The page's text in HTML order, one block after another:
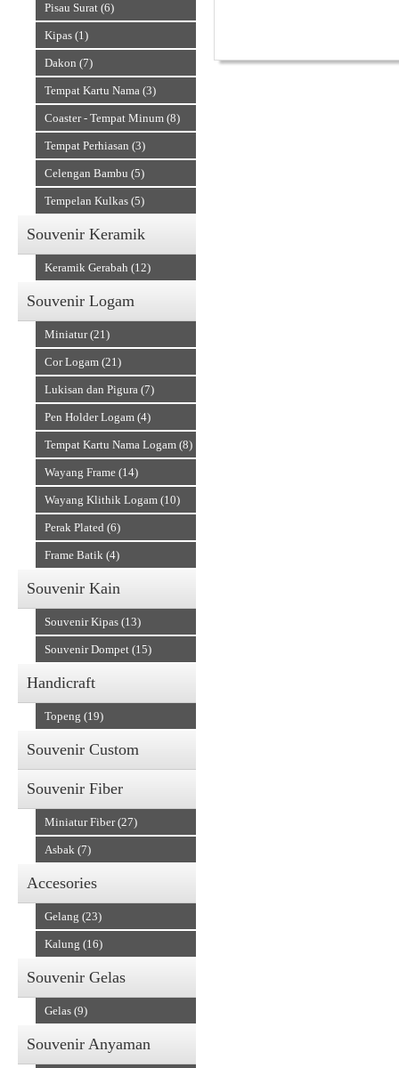
Pisau Surat (6)
Kipas (1)
Dakon (7)
Tempat Kartu Nama (3)
Coaster - Tempat Minum (8)
Tempat Perhiasan (3)
Celengan Bambu (5)
Tempelan Kulkas (5)
Souvenir Keramik
Keramik Gerabah (12)
Souvenir Logam
Miniatur (21)
Cor Logam (21)
Lukisan dan Pigura (7)
Pen Holder Logam (4)
Tempat Kartu Nama Logam (8)
Wayang Frame (14)
Wayang Klithik Logam (10)
Perak Plated (6)
Frame Batik (4)
Souvenir Kain
Souvenir Kipas (13)
Souvenir Dompet (15)
Handicraft
Topeng (19)
Souvenir Custom
Souvenir Fiber
Miniatur Fiber (27)
Asbak (7)
Accesories
Gelang (23)
Kalung (16)
Souvenir Gelas
Gelas (9)
Souvenir Anyaman